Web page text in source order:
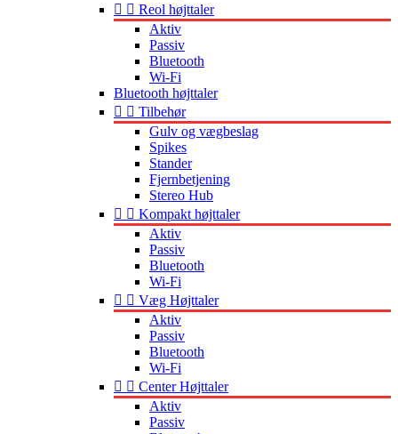
  Reol højttaler
Aktiv
Passiv
Bluetooth
Wi-Fi
Bluetooth højttaler
  Tilbehør
Gulv og vægbeslag
Spikes
Stander
Fjernbetjening
Stereo Hub
  Kompakt højttaler
Aktiv
Passiv
Bluetooth
Wi-Fi
  Væg Højttaler
Aktiv
Passiv
Bluetooth
Wi-Fi
  Center Højttaler
Aktiv
Passiv